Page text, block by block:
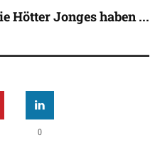
Hötter Jonges haben ...
0